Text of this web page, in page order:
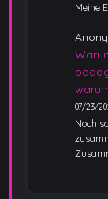
Meine
07/23/
Noch